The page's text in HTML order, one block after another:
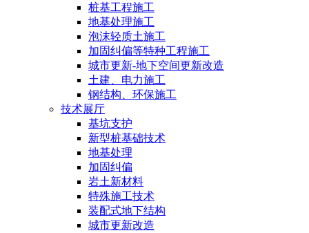
桩基工程施工
地基处理施工
泡沫轻质土施工
加固纠偏等特种工程施工
城市更新-地下空间更新改造
土建、电力施工
钢结构、环保施工
技术展厅
基坑支护
新型桩基础技术
地基处理
加固纠偏
岩土新材料
特殊施工技术
装配式地下结构
城市更新改造